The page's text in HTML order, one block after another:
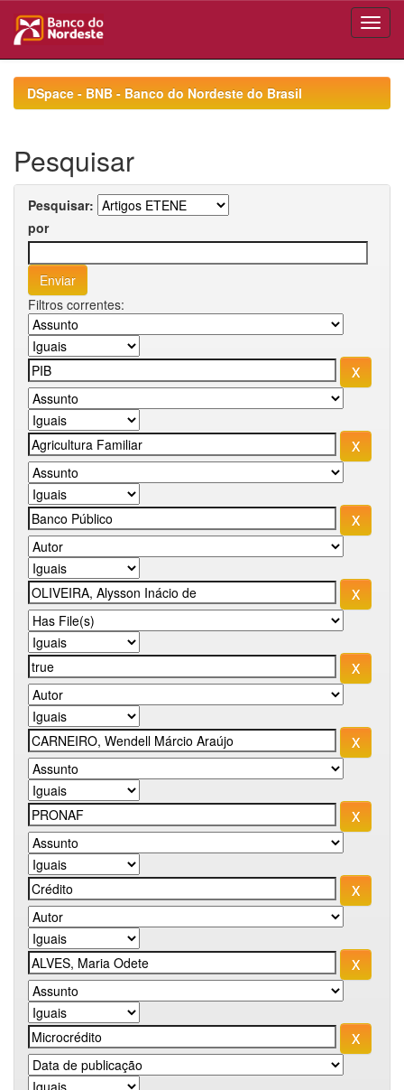
navigationDSpace - BNB - Banco do Nordeste do Brasil
Pesquisar
Pesquisar:
por
Filtros correntes: